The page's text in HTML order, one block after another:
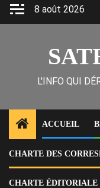
Skip
8 août 2026
L'INFO QUI
ACCUEIL
CHARTE DES
CHARTE ÉDITORIALE
Home
Actu
Guatemala: Le journaliste
emprisonné injustement,